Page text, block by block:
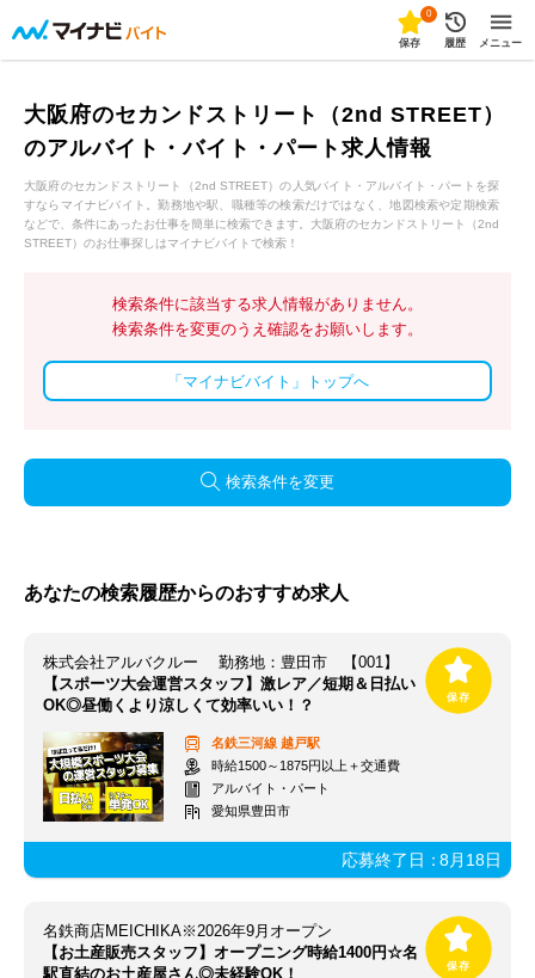
0
保存 履歴 メニュー
大阪府のセカンドストリート（2nd STREET）
のアルバイト・バイト・パート求人情報
大阪府のセカンドストリート（2nd STREET）の人気バイト・アルバイト・パートを探
すならマイナビバイト。勤務地や駅、職種等の検索だけではなく、地図検索や定期検索
などで、条件にあったお仕事を簡単に検索できます。大阪府のセカンドストリート（2nd
STREET）のお仕事探しはマイナビバイトで検索！
検索条件に該当する求人情報がありません。
検索条件を変更のうえ確認をお願いします。
「マイナビバイト」トップへ
検索条件を変更
あなたの検索履歴からのおすすめ求人
株式会社アルバクルー 勤務地：豊田市 【001】
【スポーツ大会運営スタッフ】激レア／短期＆日払い
OK◎昼働くより涼しくて効率いい！？
名鉄三河線 越戸駅
時給1500～1875円以上＋交通費
アルバイト・パート
愛知県豊田市
応募終了日：8月18日
名鉄商店MEICHIKA※2026年9月オープン
【お土産販売スタッフ】オープニング時給1400円☆名
駅直結のお土産屋さん◎未経験OK！